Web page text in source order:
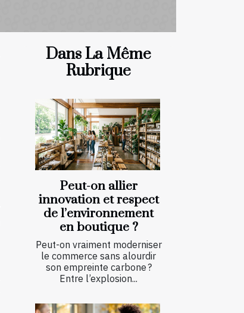
Dans La Même
Rubrique
Peut-on allier
innovation et respect
de l’environnement
en boutique ?
Peut-on vraiment moderniser
le commerce sans alourdir
son empreinte carbone ?
Entre l’explosion...